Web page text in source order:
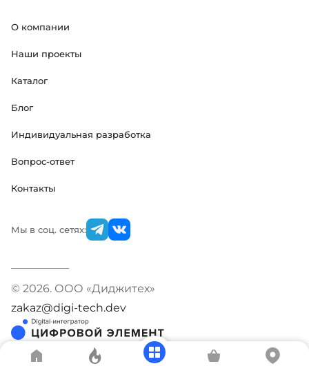
О компании
Наши проекты
Каталог
Блог
Индивидуальная разработка
Вопрос-ответ
Контакты
Мы в соц. сетях:
© 2026. ООО «Диджитех»
zakaz@digi-tech.dev